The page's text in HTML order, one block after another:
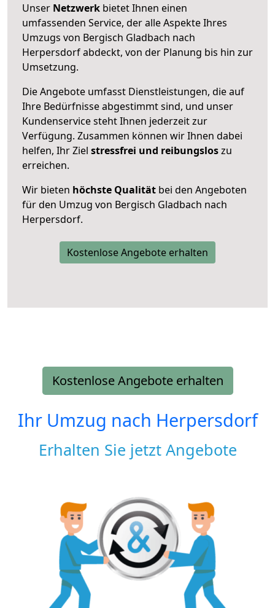
Unser Netzwerk bietet Ihnen einen
umfassenden Service, der alle Aspekte Ihres
Umzugs von Bergisch Gladbach nach
Herpersdorf abdeckt, von der Planung bis hin zur
Umsetzung.
Die Angebote umfasst Dienstleistungen, die auf
Ihre Bedürfnisse abgestimmt sind, und unser
Kundenservice steht Ihnen jederzeit zur
Verfügung. Zusammen können wir Ihnen dabei
helfen, Ihr Ziel stressfrei und reibungsloszu
erreichen.
Wir bieten höchste Qualität bei den Angeboten
für den Umzug von Bergisch Gladbach nach
Herpersdorf.
Kostenlose Angebote erhalten
Kostenlose Angebote erhalten
Ihr Umzug nach Herpersdorf
Erhalten Sie jetzt Angebote